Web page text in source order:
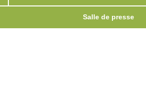
Salle de presse